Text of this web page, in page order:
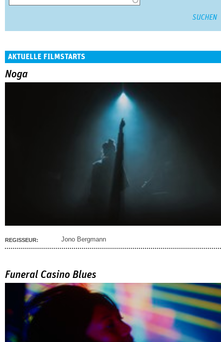
AKTUELLE FILMSTARTS
Noga
REGISSEUR: Jono Bergmann
Funeral Casino Blues